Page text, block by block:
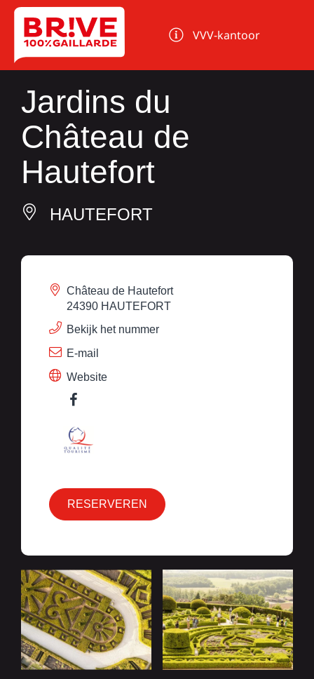
Cookies beheer paneel
VVV-kantoor
Jardins du
Château de
Hautefort
HAUTEFORT
Château de Hautefort
24390 HAUTEFORT
Bekijk het nummer
E-mail
Website
RESERVEREN